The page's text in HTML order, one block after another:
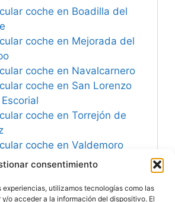
consentimiento
experiencias, utilizamos tecnologías como las
o acceder a la información del dispositivo. El
coche en Boadilla del
coche en Mejorada del
coche en Navalcarnero
coche en San Lorenzo
coche en Torrejón de
coche en Valdemoro
coche en Ciempozuelos